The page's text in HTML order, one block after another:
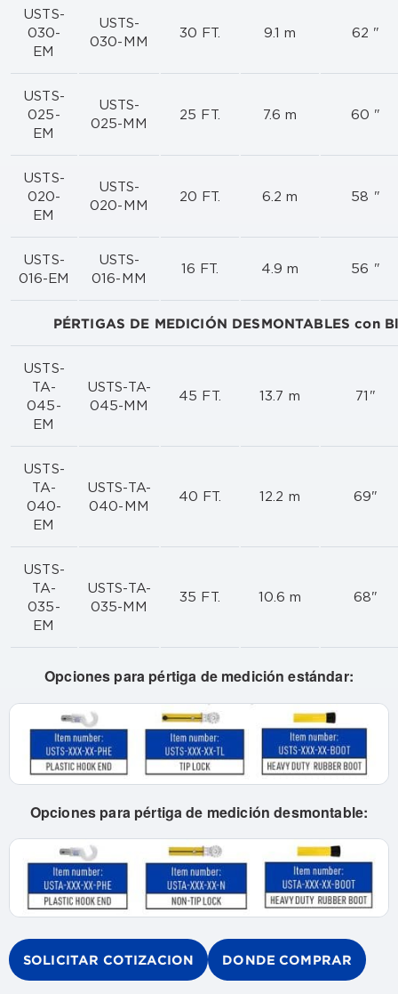
USTS-
030-
EM
USTS-
030-MM
30 FT. 9.1 m 62 "
USTS-
025-
EM
USTS-
025-MM
25 FT. 7.6 m 60 "
USTS-
020-
EM
USTS-
020-MM
20 FT. 6.2 m 58 "
USTS-
016-EM
USTS-
016-MM
16 FT. 4.9 m 56 "
PÉRTIGAS DE MEDICIÓN DESMONTABLES con
USTS-
TA-
045-
EM
USTS-TA-
045-MM
45 FT. 13.7 m 71"
USTS-
TA-
040-
EM
USTS-TA-
040-MM
40 FT. 12.2 m 69"
USTS-
TA-
035-
EM
USTS-TA-
035-MM
35 FT. 10.6 m 68"
Opciones para pértiga de medición estándar:
Opciones para pértiga de medición desmontable:
SOLICITAR COTIZACION DONDE COMPRAR